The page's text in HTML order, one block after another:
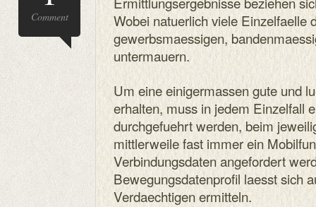
Comment
Wobei natuerlich viele Einzelfaelle
gewerbsmaessigen,
untermauern.
Um eine einigermassen gute und
erhalten, muss in jedem Einzelfall
durchgefuehrt werden, beim
mittlerweile fast immer ein
Verbindungsdaten angefordert
Bewegungsdatenprofil laesst sich
Verdaechtigen ermitteln.